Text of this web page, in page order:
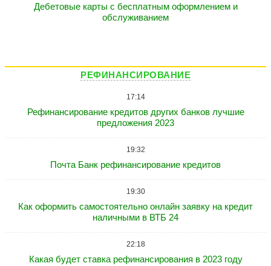
Дебетовые карты с бесплатным оформлением и
обслуживанием
РЕФИНАНСИРОВАНИЕ
17:14
Рефинансирование кредитов других банков лучшие
предложения 2023
19:32
Почта Банк рефинансирование кредитов
19:30
Как оформить самостоятельно онлайн заявку на кредит
наличными в ВТБ 24
22:18
Какая будет ставка рефинансирования в 2023 году